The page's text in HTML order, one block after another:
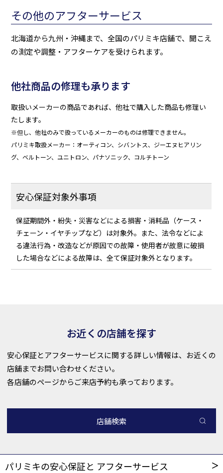
その他のアフターサービス
北海道から九州・沖縄まで、全国のパリミキ店舗で、聞こえ
の測定や調整・アフターケアを受けられます。
他社商品の修理も承ります
取扱いメーカーの商品であれば、他社で購入した商品も修理い
たします。
※但し、他社のみで扱っているメーカーのものは修理できません。
パリミキ取扱メーカー：オーティコン、シバントス、ジーエヌヒアリン
グ、ベルトーン、ユニトロン、パナソニック、コルチトーン
安心保証対象外事項
保証期間外・紛失・災害などによる損害・消耗品（ケース・
チェーン・イヤチップなど）は対象外。また、法令などによ
る違法行為・改造などが原因での故障・使用者が故意に破損
した場合などによる故障は、全て保証対象外となります。
お近くの店舗を探す
安心保証とアフターサービスに関する詳しい情報は、お近くの
店舗までお問い合わせください。
各店舗のページからご来店予約も承っております。
店舗検索
パリミキの安心保証と アフターサービス